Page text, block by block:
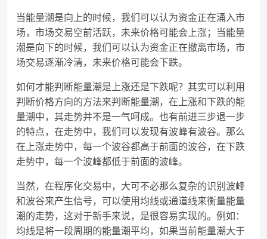
当能量潮是向上的时候，我们可以认为资金正在涌入市
场，市场交易空前活跃，未来价格可能会上涨；当能量
潮是向下的时候，我们可以认为资金正在撤离市场，市
场交易逐渐冷清，未来价格可能会下跌。
如何才能判断能量潮是上涨还是下跌呢？其实可以利用
判断价格方向的方法来判断能量潮，在上涨和下跌的能
量潮中，其走势并不是一气呵成。也有前进三步退一步
的特点，在走势中，我们可以发现有波峰有波谷。那么
在上涨走势中，每一个波谷都高于前面的波谷，在下跌
走势中，每一个波峰都低于前面的波峰。
当然，在程序化交易中，大可不必那么复杂的识别波峰
和波谷来产生信号，可以使用均线或通道线来衡量能量
潮的走势，这对于新手来说，是很容易实现的。例如：
均线是将一段周期的能量潮平均，如果当前能量潮大于